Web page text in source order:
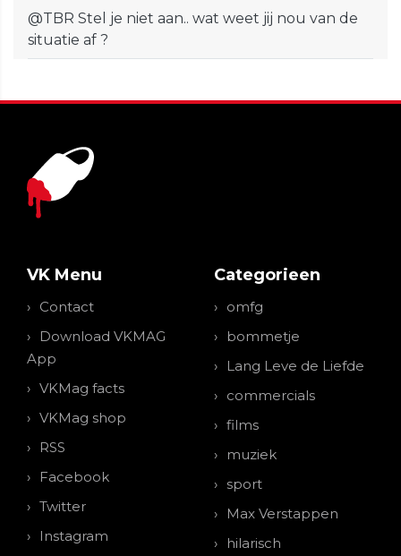
@TBR Stel je niet aan.. wat weet jij nou van de
situatie af ?
VK Menu
Contact
Download VKMAG
App
VKMag facts
VKMag shop
RSS
Facebook
Twitter
Instagram
Categorieen
omfg
bommetje
Lang Leve de Liefde
commercials
films
muziek
sport
Max Verstappen
hilarisch